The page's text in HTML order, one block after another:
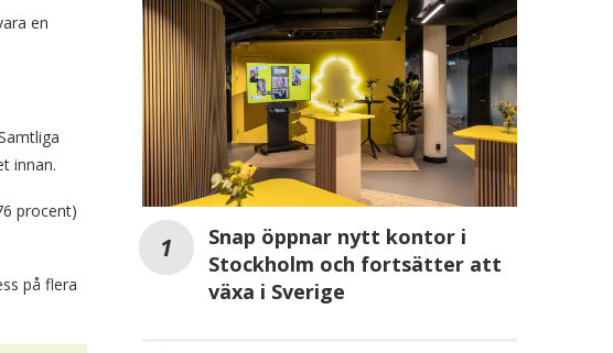
en
innan.
procent)
på flera
Snap öppnar nytt kontor i
Stockholm och fortsätter att
växa i Sverige